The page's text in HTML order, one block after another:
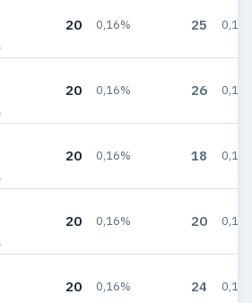
20 0,16% 25
20 0,16% 26
20 0,16% 18
20 0,16% 20
20 0,16% 24